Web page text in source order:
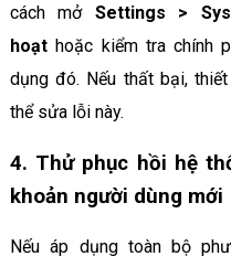
cách mở Settings >
hoạthoặc kiểm tra chính
dụng đó. Nếu thất bại,
thể sửa lỗi này.
4. Thử phục hồi hệ
khoản người dùng mới
Nếu áp dụng toàn bộ